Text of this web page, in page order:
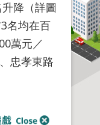
降（詳圖
名均在百
萬元／
忠孝東路